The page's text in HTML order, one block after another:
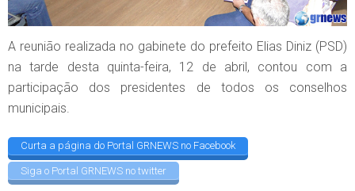
A reunião realizada no gabinete do prefeito Elias Diniz (PSD)
na tarde desta quinta-feira, 12 de abril, contou com a
participação dos presidentes de todos os conselhos
municipais.
Curta a página do Portal GRNEWS no Facebook
Siga o Portal GRNEWS no twitter